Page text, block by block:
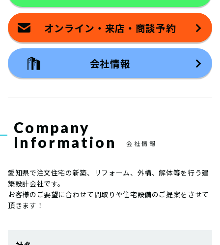
オンライン・来店・商談予約
会社情報
Company
Information
会社情報
愛知県で注文住宅の新築、リフォーム、外構、解体等を行う建
築設計会社です。
お客様のご要望に合わせて間取りや住宅設備のご提案をさせて
頂きます！